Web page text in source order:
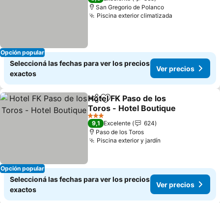
Opción popular
San Gregorio de Polanco
Piscina exterior climatizada
Seleccioná las fechas para ver los precios
exactos
Ver precios
Opción popular
CompartirAñadir a favoritos
Hotel FK Paso de los
Toros - Hotel Boutique
Ver precios
3 Estrellas
9,1 Excelente
624
Paso de los Toros
Piscina exterior y jardín
Seleccioná las fechas para ver los precios
exactos
Ver precios